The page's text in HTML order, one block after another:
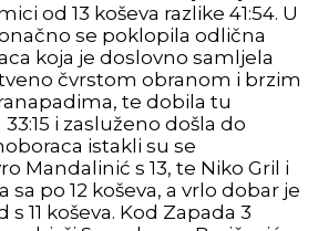
od 13 koševa razlike 41:54. U
se poklopila odlična
koja je doslovno samljela
čvrstom obranom i brzim
te dobila tu
i zasluženo došla do
istakli su se
Mandalinić s 13, te Niko Gril i
sa po 12 koševa, a vrlo dobar je
11 koševa. Kod Zapada 3